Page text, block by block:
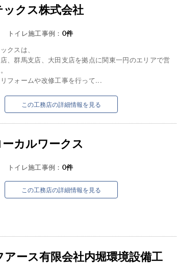
クス株式会社
トイレ施工事例： 0件
クスは、
、群馬支店、大田支店を拠点に関東一円のエリアで営
フォームや改修工事を行って...
この工務店の詳細情報を見る
カルワークス
トイレ施工事例： 0件
この工務店の詳細情報を見る
ース有限会社内堀環境設備工